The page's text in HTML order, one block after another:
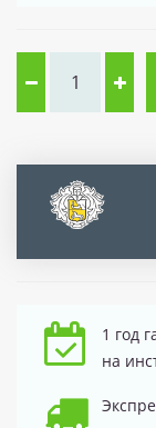
1 год
на